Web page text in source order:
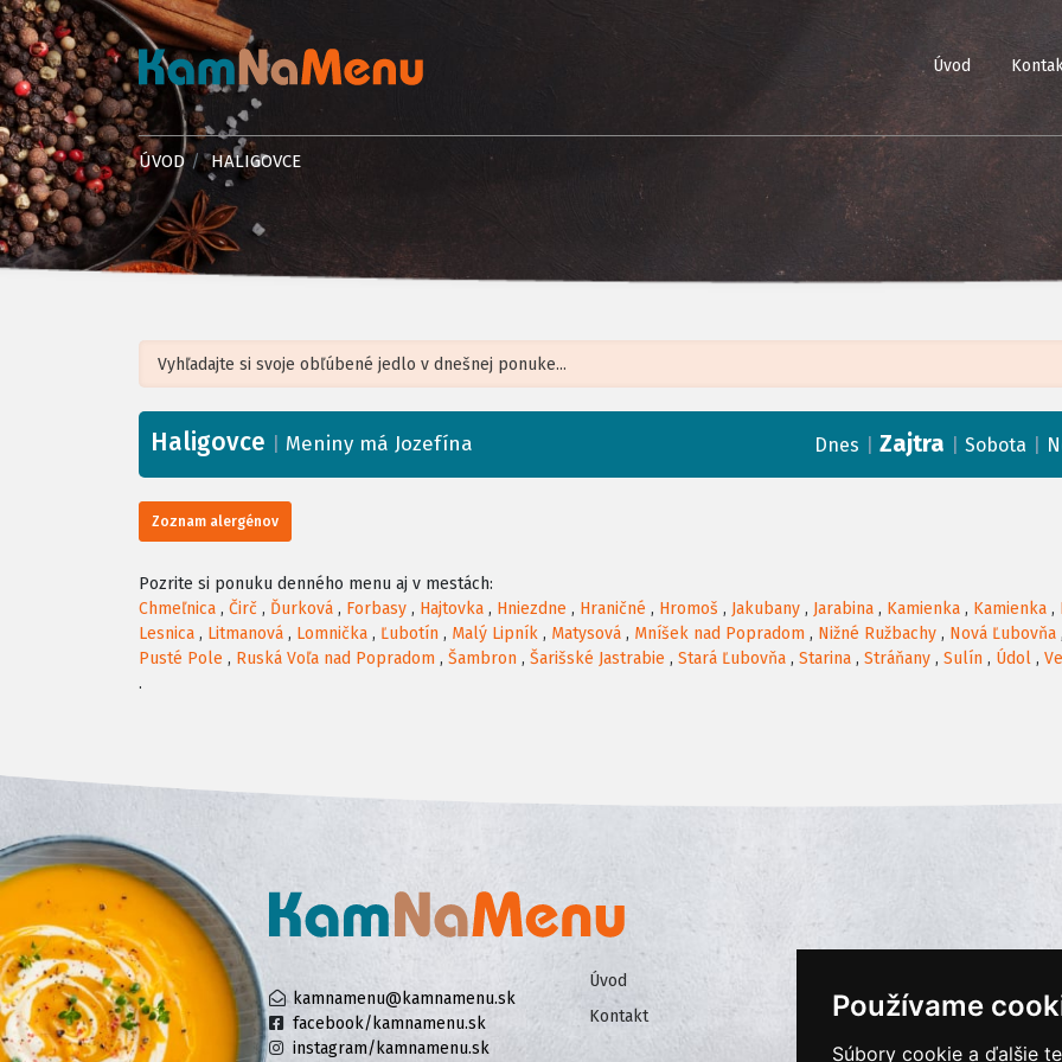
Používame
Súbory cookie a ďalšie
Úvod
ÚVOD HALIGOVCE
+
−
Haligovce Meniny má Jozefína Dnes Zajtra Sobota
Zoznam alergénov
Pozrite si ponuku denného menu aj v mestách:
Chmeľnica , Čirč , Ďurková , Forbasy , Hajtovka , Hniezdne , Hraničné , Hromoš , Jakubany , Jarabina , Kamienka , Kamienka ,
Lesnica , Litmanová , Lomnička , Ľubotín , Malý Lipník , Matysová , Mníšek nad Popradom , Nižné Ružbachy , Nová Ľubovňa ,
Pusté Pole , Ruská Voľa nad Popradom , Šambron , Šarišské Jastrabie , Stará Ľubovňa , Starina , Stráňany , Sulín , Údol ,
.
kamnamenu@kamnamenu.sk
facebook/kamnamenu.sk
instagram/kamnamenu.sk
Úvod
Kontakt
Ochrana osobných údajov
Cookies